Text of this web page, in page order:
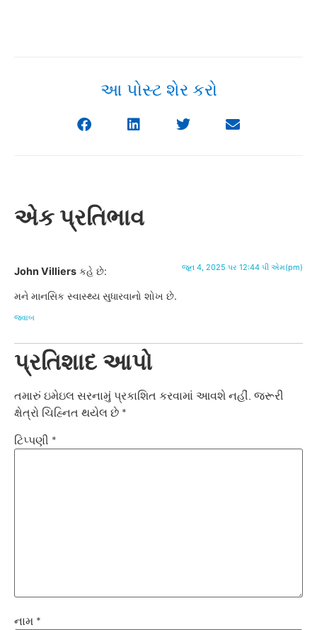
આ પોસ્ટ શેર કરો
એક પ્રતિભાવ
John Villiers કહે છે: જૂન 4, 2025 પર 12:44 પી એમ(pm)
મને માનસિક સ્વાસ્થ્ય સુધારવાનો શોખ છે.
જવાબ
પ્રતિશાદ આપો
તમારું ઇમેઇલ સરનામું પ્રકાશિત કરવામાં આવશે નહીં. જરૂરી
ક્ષેત્રો ચિહ્નિત થયેલ છે *
ટિપ્પણી *
નામ *